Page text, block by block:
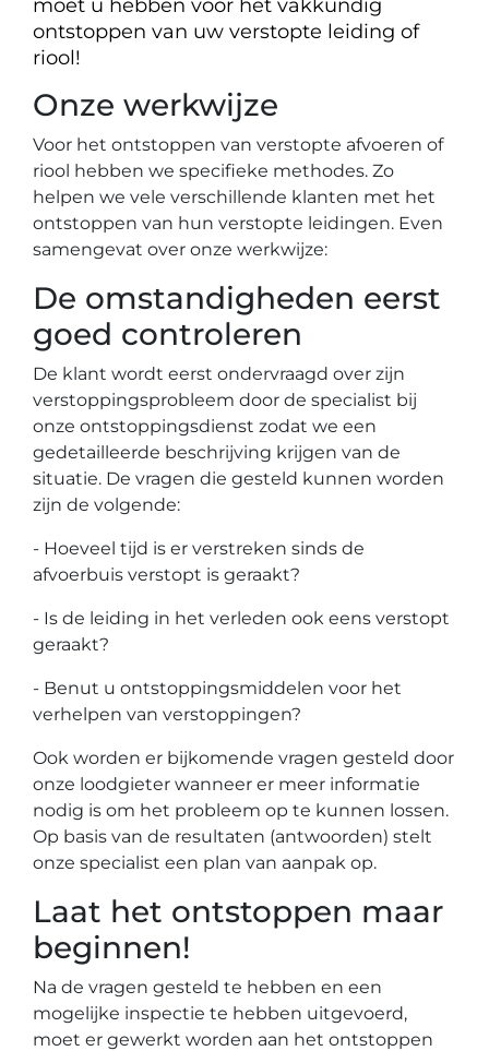
moet u hebben voor het vakkundig
ontstoppen van uw verstopte leiding of
riool!
Onze werkwijze
Voor het ontstoppen van verstopte afvoeren of
riool hebben we specifieke methodes. Zo
helpen we vele verschillende klanten met het
ontstoppen van hun verstopte leidingen. Even
samengevat over onze werkwijze:
De omstandigheden eerst
goed controleren
De klant wordt eerst ondervraagd over zijn
verstoppingsprobleem door de specialist bij
onze ontstoppingsdienst zodat we een
gedetailleerde beschrijving krijgen van de
situatie. De vragen die gesteld kunnen worden
zijn de volgende:
- Hoeveel tijd is er verstreken sinds de
afvoerbuis verstopt is geraakt?
- Is de leiding in het verleden ook eens verstopt
geraakt?
- Benut u ontstoppingsmiddelen voor het
verhelpen van verstoppingen?
Ook worden er bijkomende vragen gesteld door
onze loodgieter wanneer er meer informatie
nodig is om het probleem op te kunnen lossen.
Op basis van de resultaten (antwoorden) stelt
onze specialist een plan van aanpak op.
Laat het ontstoppen maar
beginnen!
Na de vragen gesteld te hebben en een
mogelijke inspectie te hebben uitgevoerd,
moet er gewerkt worden aan het ontstoppen